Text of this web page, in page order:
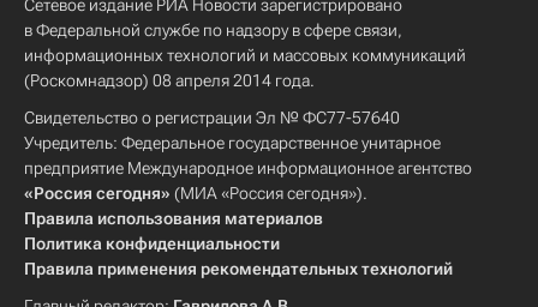
Сетевое издание РИА Новости зарегистрировано
в Федеральной службе по надзору в сфере связи,
информационных технологий и массовых коммуникаций
(Роскомнадзор) 08 апреля 2014 года.
Свидетельство о регистрации Эл № ФС77-57640
Учредитель: Федеральное государственное унитарное
предприятие Международное информационное агентство
«Россия сегодня» (МИА «Россия сегодня»).
Правила использования материалов
Политика конфиденциальности
Правила применения рекомендательных технологий